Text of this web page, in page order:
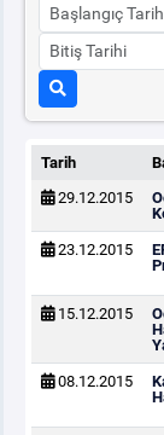
TEMİNAT
BÜLTENLER
DUYURULAR
BT HİZMET
Tarih
29.12.2015
23.12.2015
15.12.2015
08.12.2015